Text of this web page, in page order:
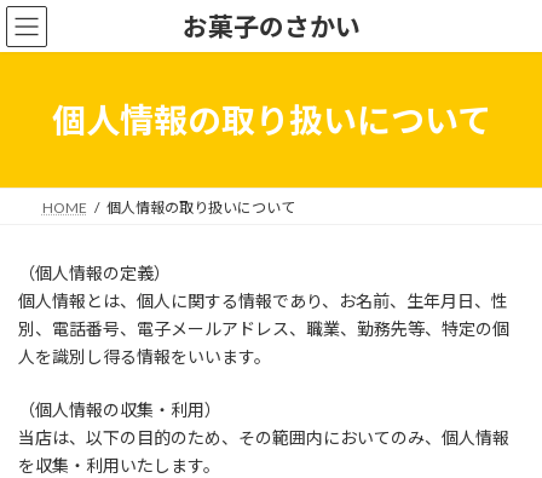
コ
ン
ナ
ビ
お菓子のさかい
個人情報の取り扱いについて
HOME 個人情報の取り扱いについて
（個人情報の定義）
個人情報とは、個人に関する情報であり、お名前、生年月日、性
別、電話番号、電子メールアドレス、職業、勤務先等、特定の個
人を識別し得る情報をいいます。
（個人情報の収集・利用）
当店は、以下の目的のため、その範囲内においてのみ、個人情報
を収集・利用いたします。